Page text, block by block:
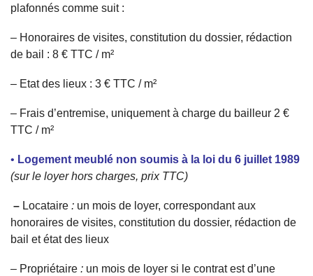
plafonnés comme suit :
– Honoraires de visites, constitution du dossier, rédaction
de bail : 8 € TTC / m²
– Etat des lieux : 3 € TTC / m²
– Frais d’entremise, uniquement à charge du bailleur 2 €
TTC / m²
• Logement meublé non soumis à la loi du 6 juillet 1989
(sur le loyer hors charges, prix TTC)
– Locataire : un mois de loyer, correspondant aux
honoraires de visites, constitution du dossier, rédaction de
bail et état des lieux
– Propriétaire : un mois de loyer si le contrat est d’une